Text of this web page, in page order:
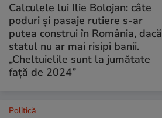
Calculele lui Ilie Bolojan: câte
poduri și pasaje rutiere s-ar
putea construi în România, dacă
statul nu ar mai risipi banii.
„Cheltuielile sunt la jumătate
faţă de 2024”
Politică